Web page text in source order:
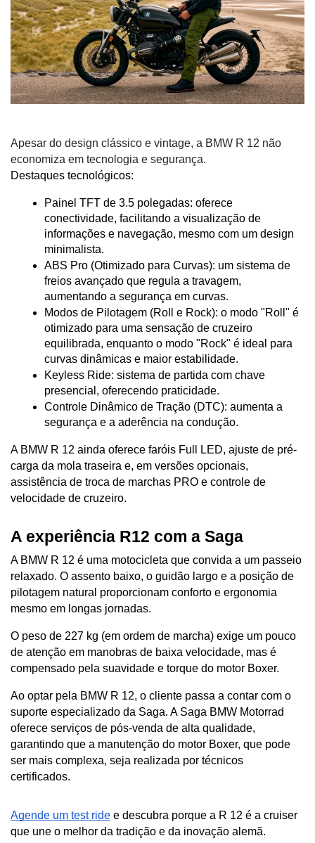
Apesar do design clássico e vintage, a BMW R 12 não
economiza em tecnologia e segurança.
Destaques tecnológicos:
Painel TFT de 3.5 polegadas: oferece
conectividade, facilitando a visualização de
informações e navegação, mesmo com um design
minimalista.
ABS Pro (Otimizado para Curvas): um sistema de
freios avançado que regula a travagem,
aumentando a segurança em curvas.
Modos de Pilotagem (Roll e Rock): o modo "Roll" é
otimizado para uma sensação de cruzeiro
equilibrada, enquanto o modo "Rock" é ideal para
curvas dinâmicas e maior estabilidade.
Keyless Ride: sistema de partida com chave
presencial, oferecendo praticidade.
Controle Dinâmico de Tração (DTC): aumenta a
segurança e a aderência na condução.
A BMW R 12 ainda oferece faróis Full LED, ajuste de pré-
carga da mola traseira e, em versões opcionais,
assistência de troca de marchas PRO e controle de
velocidade de cruzeiro.
A experiência R12 com a Saga
A BMW R 12 é uma motocicleta que convida a um passeio
relaxado. O assento baixo, o guidão largo e a posição de
pilotagem natural proporcionam conforto e ergonomia
mesmo em longas jornadas.
O peso de 227 kg (em ordem de marcha) exige um pouco
de atenção em manobras de baixa velocidade, mas é
compensado pela suavidade e torque do motor Boxer.
Ao optar pela BMW R 12, o cliente passa a contar com o
suporte especializado da Saga. A Saga BMW Motorrad
oferece serviços de pós-venda de alta qualidade,
garantindo que a manutenção do motor Boxer, que pode
ser mais complexa, seja realizada por técnicos
certificados.
Agende um test ride e descubra porque a R 12 é a cruiser
que une o melhor da tradição e da inovação alemã.